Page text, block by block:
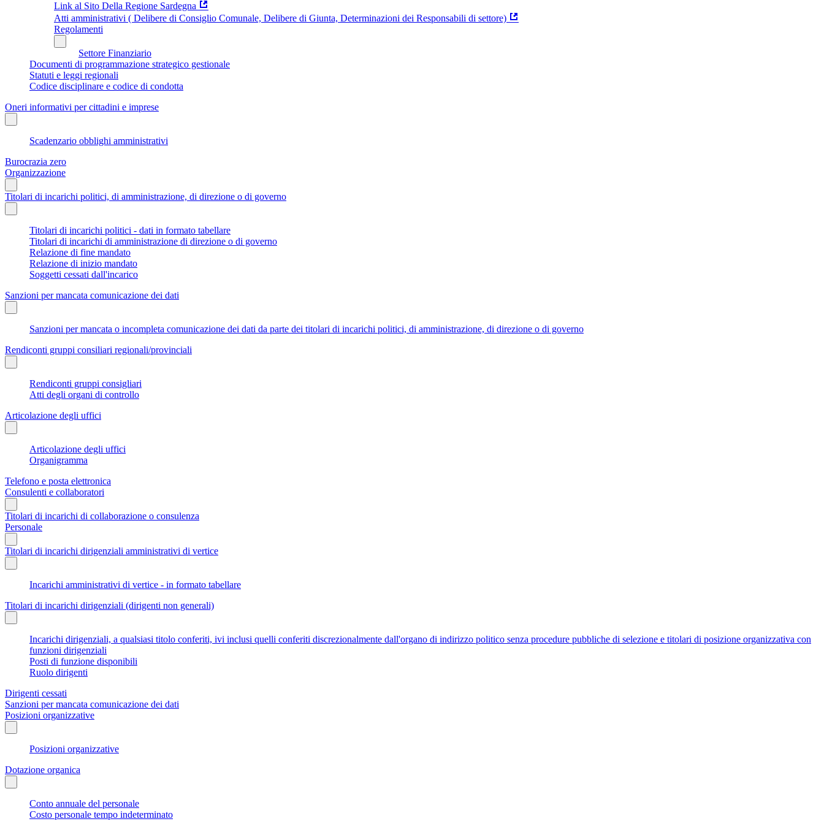
Link al Sito Della Regione Sardegna
Atti amministrativi ( Delibere di Consiglio Comunale, Delibere di Giunta, Determinazioni dei Responsabili di settore)
Regolamenti
Settore Finanziario
Documenti di programmazione strategico gestionale
Statuti e leggi regionali
Codice disciplinare e codice di condotta
Oneri informativi per cittadini e imprese
Scadenzario obblighi amministrativi
Burocrazia zero
Organizzazione
Titolari di incarichi politici, di amministrazione, di direzione o di governo
Titolari di incarichi politici - dati in formato tabellare
Titolari di incarichi di amministrazione di direzione o di governo
Relazione di fine mandato
Relazione di inizio mandato
Soggetti cessati dall'incarico
Sanzioni per mancata comunicazione dei dati
Sanzioni per mancata o incompleta comunicazione dei dati da parte dei titolari di incarichi politici, di amministrazione, di direzione o di governo
Rendiconti gruppi consiliari regionali/provinciali
Rendiconti gruppi consigliari
Atti degli organi di controllo
Articolazione degli uffici
Articolazione degli uffici
Organigramma
Telefono e posta elettronica
Consulenti e collaboratori
Titolari di incarichi di collaborazione o consulenza
Personale
Titolari di incarichi dirigenziali amministrativi di vertice
Incarichi amministrativi di vertice - in formato tabellare
Titolari di incarichi dirigenziali (dirigenti non generali)
Incarichi dirigenziali, a qualsiasi titolo conferiti, ivi inclusi quelli conferiti discrezionalmente dall'organo di indirizzo politico senza procedure pubbliche di selezione e titolari di posizione organizzativa con
funzioni dirigenziali
Posti di funzione disponibili
Ruolo dirigenti
Dirigenti cessati
Sanzioni per mancata comunicazione dei dati
Posizioni organizzative
Posizioni organizzative
Dotazione organica
Conto annuale del personale
Costo personale tempo indeterminato